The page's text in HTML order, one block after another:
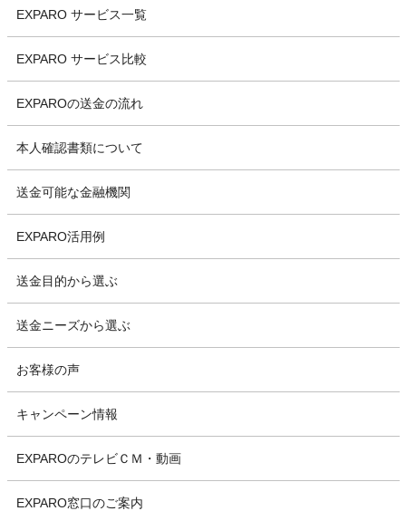
EXPARO サービス一覧
EXPARO サービス比較
EXPAROの送金の流れ
本人確認書類について
送金可能な金融機関
EXPARO活用例
送金目的から選ぶ
送金ニーズから選ぶ
お客様の声
キャンペーン情報
EXPAROのテレビＣＭ・動画
EXPARO窓口のご案内